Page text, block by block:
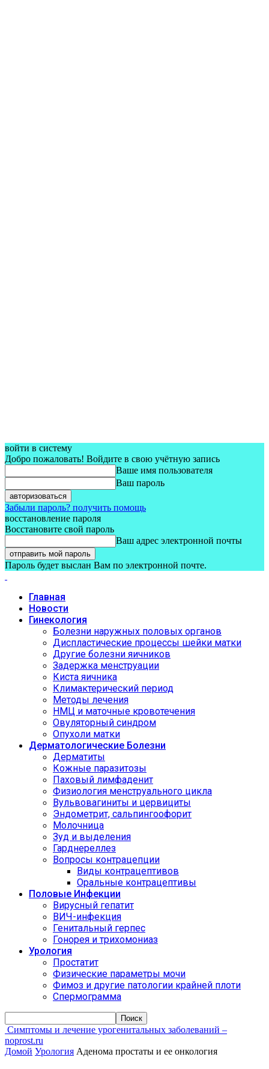
войти в систему
Добро пожаловать! Войдите в свою учётную запись
Ваше имя пользователя
Ваш пароль
Забыли пароль? получить помощь
восстановление пароля
Восстановите свой пароль
Ваш адрес электронной почты
Пароль будет выслан Вам по электронной почте.
Главная
Новости
Гинекология
Болезни наружных половых органов
Диспластические процессы шейки матки
Другие болезни яичников
Задержка менструации
Киста яичника
Климактерический период
Методы лечения
НМЦ и маточные кровотечения
Овуляторный синдром
Опухоли матки
Дерматологические Болезни
Дерматиты
Кожные паразитозы
Паховый лимфаденит
Физиология менструального цикла
Вульвовагиниты и цервициты
Эндометрит, сальпингоофорит
Молочница
Зуд и выделения
Гарднереллез
Вопросы контрацепции
Виды контрацептивов
Оральные контрацептивы
Половые Инфекции
Вирусный гепатит
ВИЧ-инфекция
Генитальный герпес
Гонорея и трихомониаз
Урология
Простатит
Физические параметры мочи
Фимоз и другие патологии крайней плоти
Спермограмма
Симптомы и лечение урогенитальных заболеваний –
noprost.ru
Домой Урология Аденома простаты и ее онкология